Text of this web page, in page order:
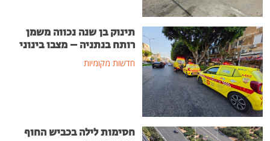
תינוק בן שנה נכווה משמן
רותח בנתניה – מצבו בינוני
חדשות מקומיות
חסימות לילה בכביש החוף